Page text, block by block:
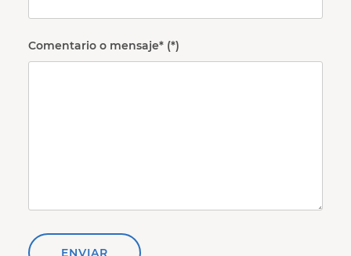
Comentario o mensaje*
ENVIAR